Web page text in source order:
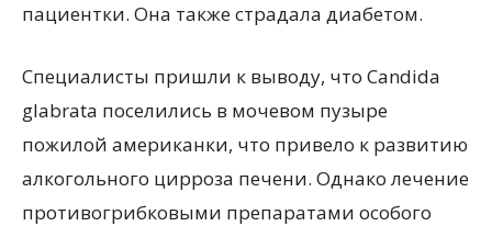
пациентки. Она также страдала диабетом.
Специалисты пришли к выводу, что Candida
glabrata поселились в мочевом пузыре
пожилой американки, что привело к развитию
алкогольного цирроза печени. Однако лечение
противогрибковыми препаратами особого